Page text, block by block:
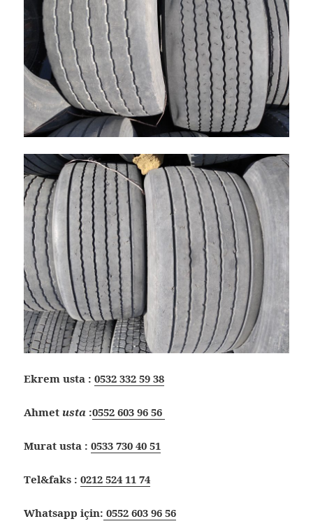
Ekrem usta :0532 332 59 38
Ahmet usta :0552 603 96 56
Murat usta :0533 730 40 51
Tel&faks :0212 524 11 74
Whatsapp için: 0552 603 96 56